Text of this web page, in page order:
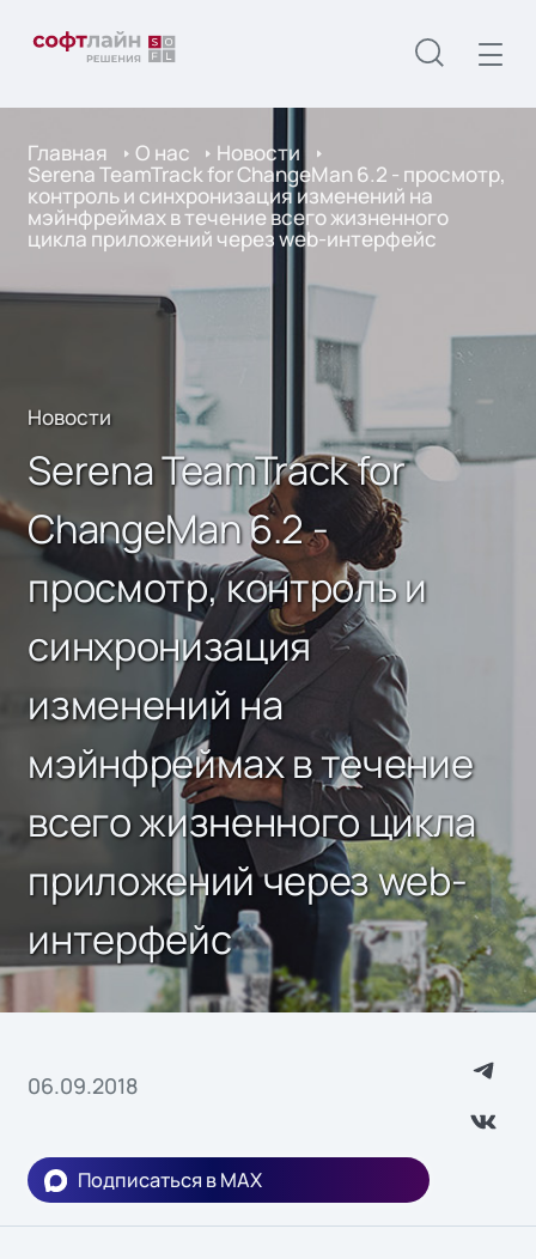
Главная О нас Новости
Serena TeamTrack for ChangeMan 6.2 - просмотр,
контроль и синхронизация изменений на
мэйнфреймах в течение всего жизненного
цикла приложений через web-интерфейс
Новости
Serena TeamTrack for
ChangeMan 6.2 -
просмотр, контроль и
синхронизация
изменений на
мэйнфреймах в течение
всего жизненного цикла
приложений через web-
интерфейс
06.09.2018
Подписаться в MAX